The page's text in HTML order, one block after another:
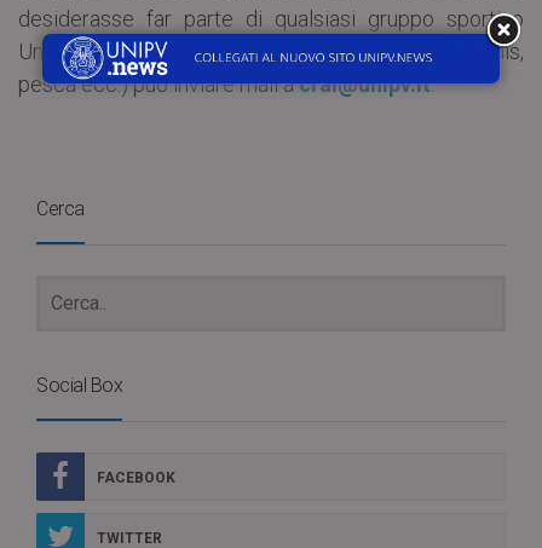
desiderasse far parte di qualsiasi gruppo sportivo
Unipv (podismo, basket, calcio, dragonboat, tennis,
pesca ecc.) può inviare mail acral@unipv.it.
Cerca
Social Box
FACEBOOK
TWITTER